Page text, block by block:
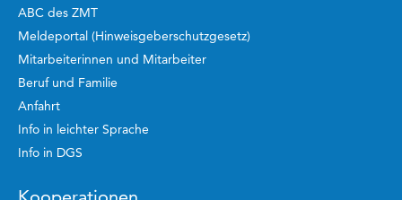
ABC des ZMT
Meldeportal (Hinweisgeberschutzgesetz)
Mitarbeiterinnen und Mitarbeiter
Beruf und Familie
Anfahrt
Info in leichter Sprache
Info in DGS